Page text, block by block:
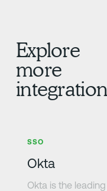
Explore
more
SSO
Okta
Okta is the